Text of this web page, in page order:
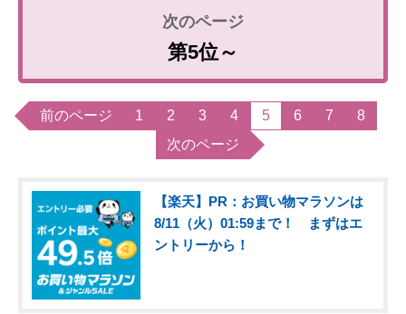
第5位～
前のページ 1 2 3 4 5 6 7
8
次のページ
【楽天】PR：お買い物マラソンは
8/11（火）01:59まで！ まずはエ
ントリーから！